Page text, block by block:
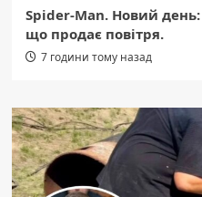
Spider-Man. Новий день:
що продає повітря.
7 години тому назад